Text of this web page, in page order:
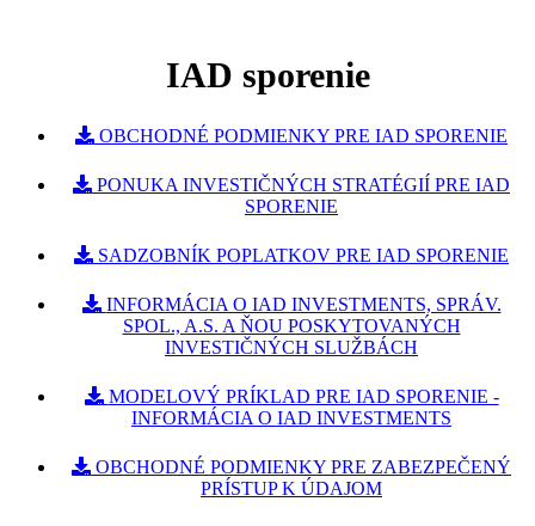
IAD sporenie
OBCHODNÉ PODMIENKY PRE IAD SPORENIE
PONUKA INVESTIČNÝCH STRATÉGIÍ PRE IAD
SPORENIE
SADZOBNÍK POPLATKOV PRE IAD SPORENIE
INFORMÁCIA O IAD INVESTMENTS, SPRÁV.
SPOL., A.S. A ŇOU POSKYTOVANÝCH
INVESTIČNÝCH SLUŽBÁCH
MODELOVÝ PRÍKLAD PRE IAD SPORENIE -
INFORMÁCIA O IAD INVESTMENTS
OBCHODNÉ PODMIENKY PRE ZABEZPEČENÝ
PRÍSTUP K ÚDAJOM